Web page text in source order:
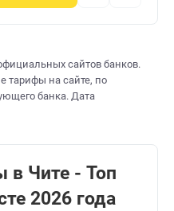
сайтов банков.
тарифы на сайте, по
банка. Дата
в Чите - Топ
2026 года